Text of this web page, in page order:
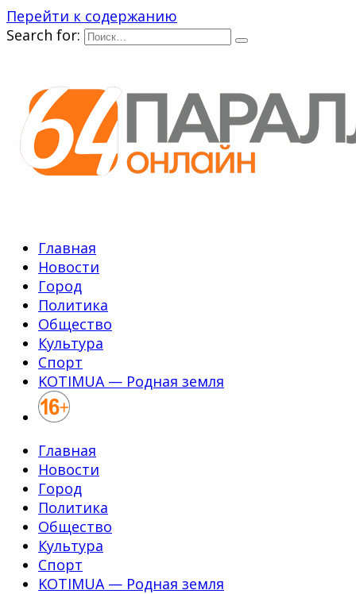
Перейти к содержанию
Search for:
Главная
Новости
Город
Политика
Общество
Культура
Спорт
KOTIMUA — Родная земля
Главная
Новости
Город
Политика
Общество
Культура
Спорт
KOTIMUA — Родная земля